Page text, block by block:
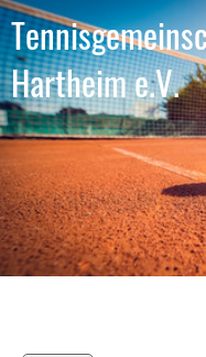
Hartheim e.V.